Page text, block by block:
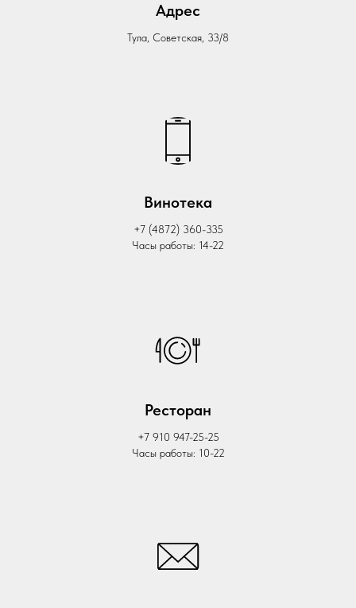
Адрес
Тула, Советская, 33/8
Винотека
+7 (4872) 360-335
Часы работы: 14-22
Ресторан
+7 910 947-25-25
Часы работы: 10-22